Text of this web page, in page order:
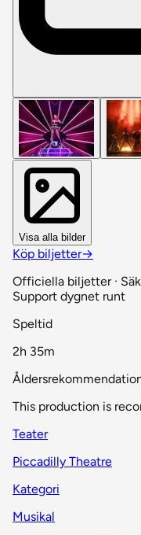
Visa alla bilder
Köp biljetter→
Officiella biljetter ·
Support dygnet runt
Speltid
2h 35m
This production is
Teater
Piccadilly Theatre
Kategori
Musikal